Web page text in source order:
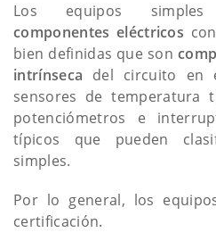
Los equipos simples
componentes eléctricos
bien definidas que son
intrínseca del circuito en
sensores de temperatura
potenciómetros e
típicos que pueden
simples.
Por lo general, los
certificación.